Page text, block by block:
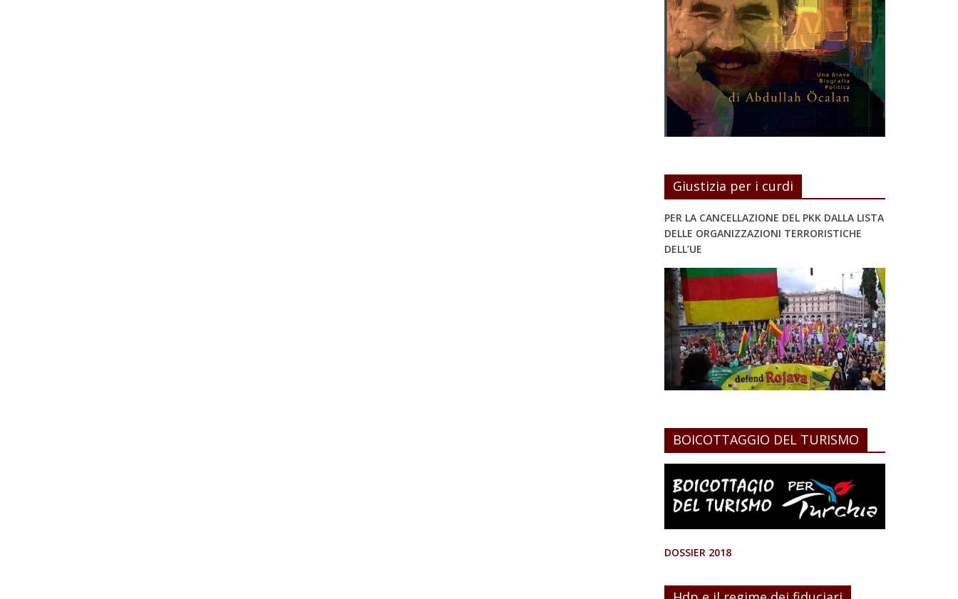
Giustizia per i curdi
PER LA CANCELLAZIONE DEL PKK DALLA LISTA
DELLE ORGANIZZAZIONI TERRORISTICHE
DELL’UE
BOICOTTAGGIO DEL TURISMO
DOSSIER 2018